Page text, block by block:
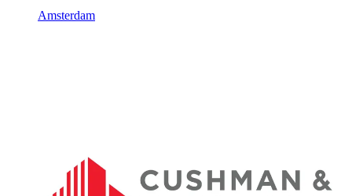
Amsterdam